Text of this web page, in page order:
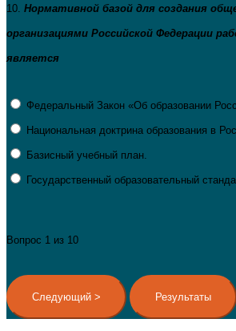
10. Нормативной базой для создания
организациями Российской Федерации
является
Федеральный Закон «Об образовании
Национальная доктрина образования в
Базисный учебный план.
Государственный образовательный
Вопрос 1 из 10